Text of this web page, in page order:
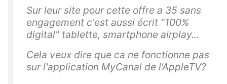
Sur leur site pour cette offre a 35 sans
engagement c'est aussi écrit "100%
digital" tablette, smartphone airplay...
Cela veux dire que ca ne fonctionne pas
sur l'application MyCanal de l'AppleTV?